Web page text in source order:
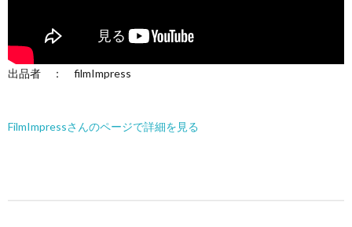
出品者 ： filmImpress
FilmImpressさんのページで詳細を見る